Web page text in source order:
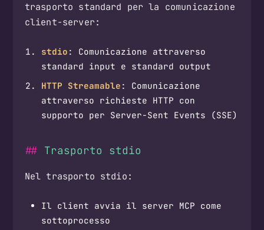
trasporto standard per la comunicazione
client-server:
stdio : Comunicazione attraverso
standard input e standard output
HTTP Streamable : Comunicazione
attraverso richieste HTTP con
supporto per Server-Sent Events (SSE)
Trasporto stdio
Nel trasporto stdio:
Il client avvia il server MCP come
sottoprocesso